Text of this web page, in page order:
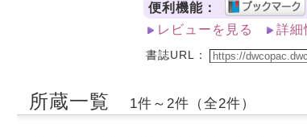
便利機能：
レビューを見る
詳細
書誌URL：
所蔵一覧 1件～2件（全2件）